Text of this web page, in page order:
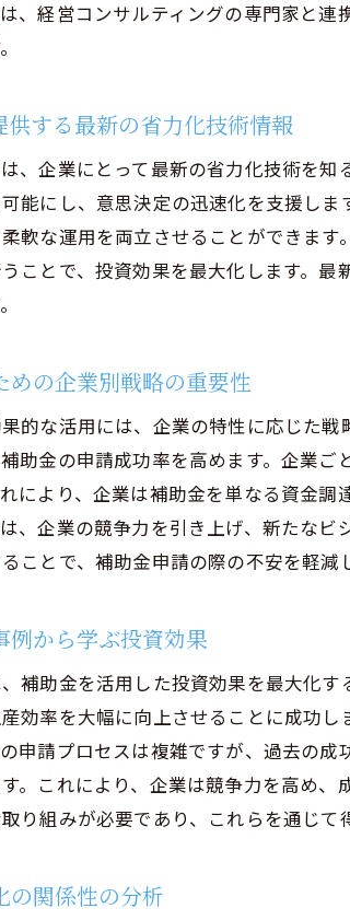
省力化補助金を通
効率的なプロセス
経営戦略における
省力化による業務
コンサルティング
補助金活用プロセ
投資補助金活用に
知識と経験を活か
コンサルティング
投資効果を最大化
企業のニーズに合
競争力を引き出す
補助金を起点とし
市場競争に勝つた
省力化投資の成功
経営コンサルティ
、経営コンサルティングの専門家と
供する最新の省力化技術情報
、企業にとって最新の省力化技術を
能にし、意思決定の迅速化を支援し
軟な運用を両立させることができま
ことで、投資効果を最大化します。
めの企業別戦略の重要性
的な活用には、企業の特性に応じた
助金の申請成功率を高めます。企業
により、企業は補助金を単なる資金
、企業の競争力を引き上げ、新たな
ことで、補助金申請の際の不安を軽減
例から学ぶ投資効果
補助金を活用した投資効果を最大化
効率を大幅に向上させることに成功
申請プロセスは複雑ですが、過去の
。これにより、企業は競争力を高め
り組みが必要であり、これらを通じて
の関係性の分析